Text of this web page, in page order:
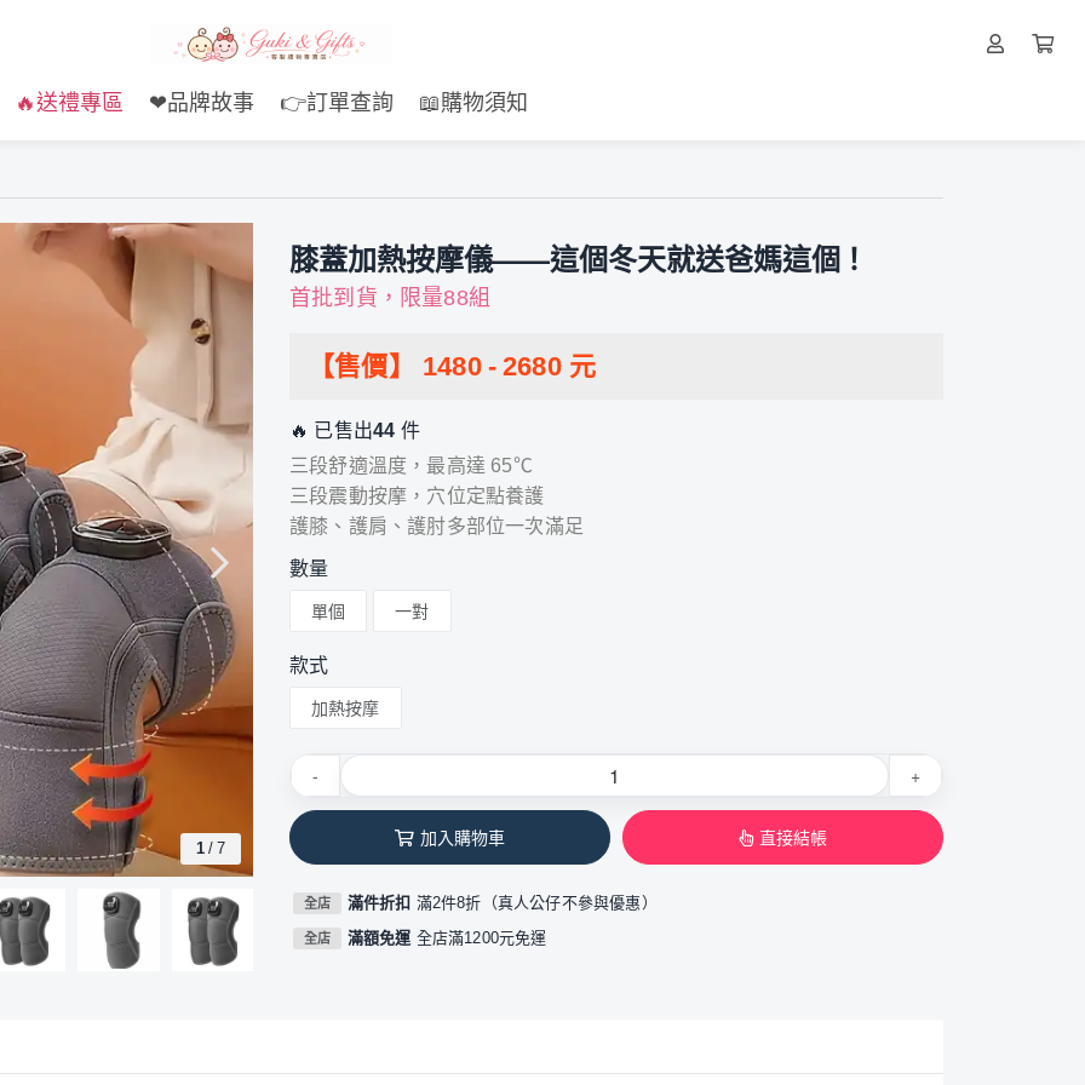
🔥送禮專區 ❤品牌故事 👉訂單查詢 📖購物須知
1 / 7
膝蓋加熱按摩儀——這個冬天就送爸媽這個！
首批到貨，限量88組
【售價】 1480 - 2680元
🔥 已售出44 件
三段舒適溫度，最高達 65℃
三段震動按摩，穴位定點養護
護膝、護肩、護肘多部位一次滿足
數量
單個 一對
款式
加熱按摩
- +
加入購物車 直接結帳
全店 滿件折扣 滿2件8折（真人公仔不參與優惠）
全店 滿額免運 全店滿1200元免運